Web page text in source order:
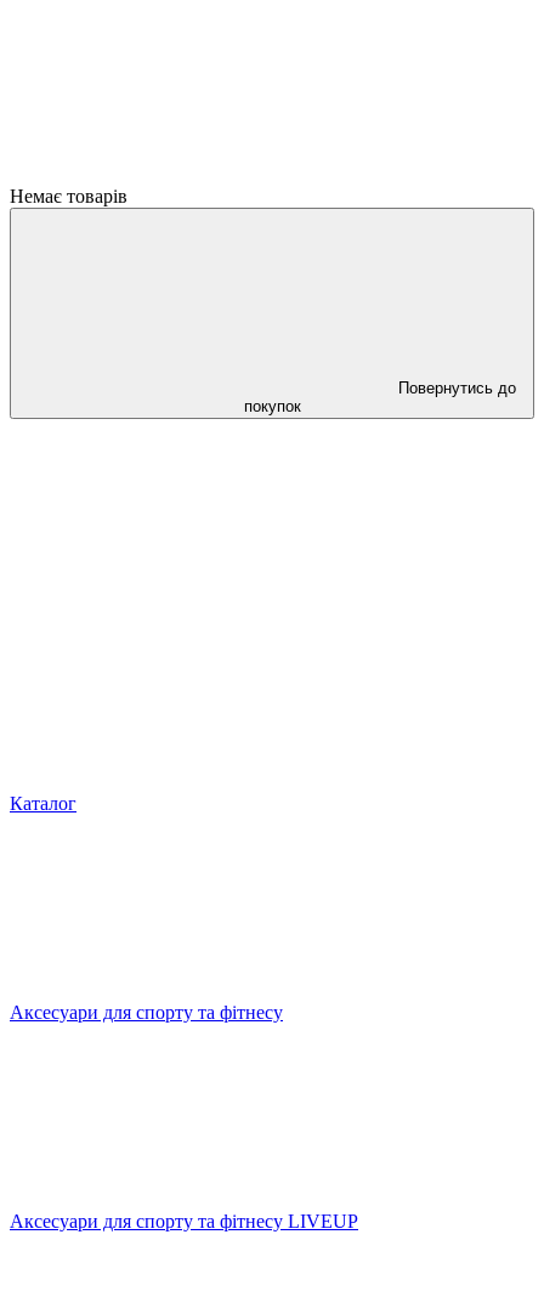
Немає товарів
Повернутись до
покупок
Каталог
Аксесуари для спорту та фітнесу
Аксесуари для спорту та фітнесу LIVEUP